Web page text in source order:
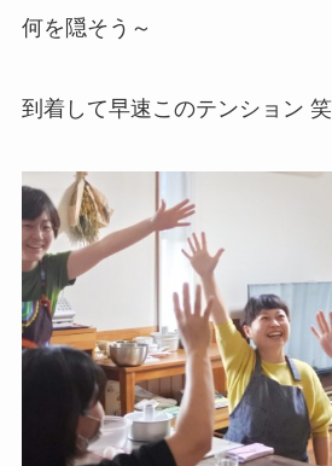
何を隠そう～
到着して早速このテンション 笑